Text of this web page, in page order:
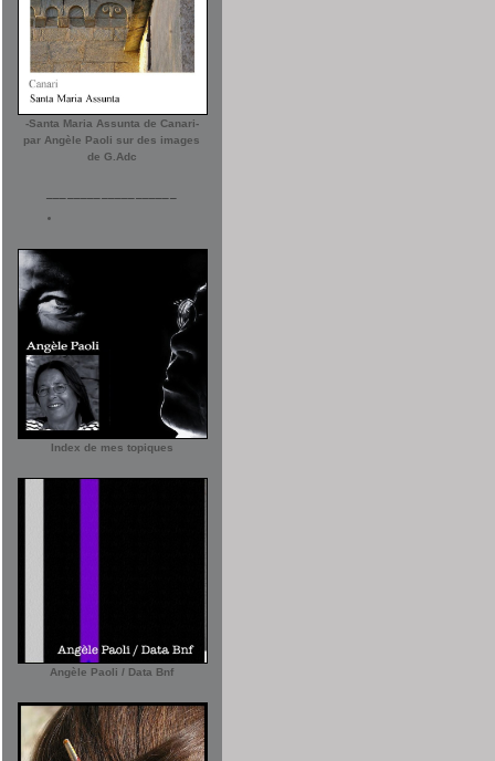
-Santa Maria Assunta de Canari-
par Angèle Paoli sur des images
de G.Adc
Index de mes topiques
Angèle Paoli / Data Bnf